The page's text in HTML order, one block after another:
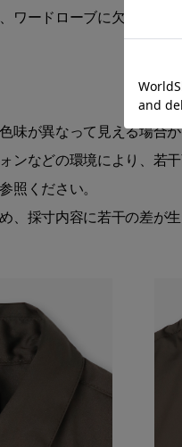
ワードローブに欠かせない
味が異なって見える場合
ンなどの環境により、若
照ください。
、採寸内容に若干の差が生